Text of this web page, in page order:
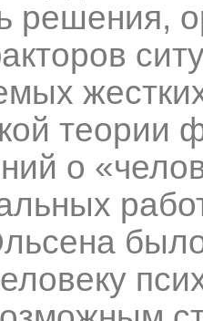
решения,
теории
о